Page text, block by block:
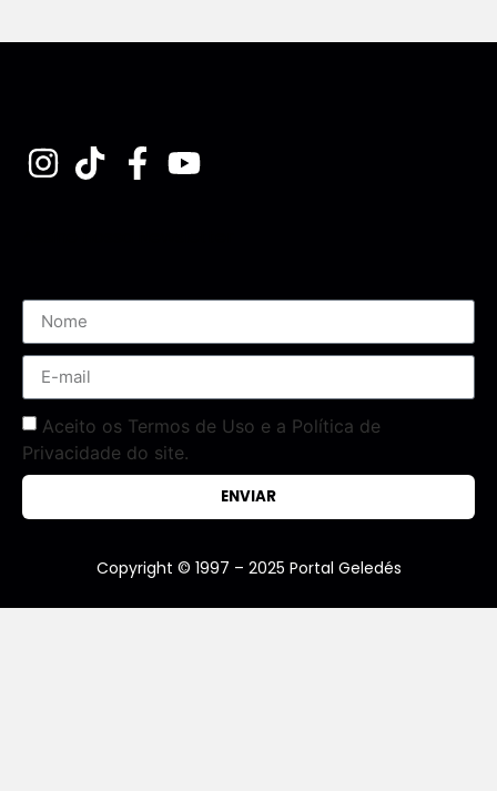
Aceito os Termos de Uso e a Política de
Privacidade do site.
ENVIAR
Copyright © 1997 – 2025 Portal Geledés